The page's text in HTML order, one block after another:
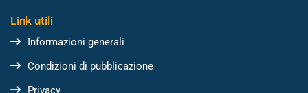
Link utili
Informazioni generali
Condizioni di pubblicazione
Privacy